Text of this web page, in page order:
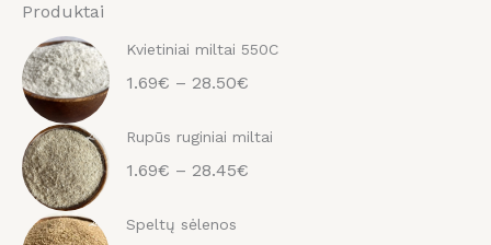
Produktai
Kvietiniai miltai 550C
1.69€ – 28.50€
Rupūs ruginiai miltai
1.69€ – 28.45€
Speltų sėlenos